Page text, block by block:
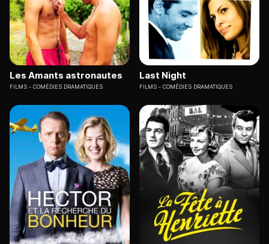
Les Amants astronautes
FILMS COMÉDIES DRAMATIQUES
Last Night
FILMS COMÉDIES DRAMATIQUES